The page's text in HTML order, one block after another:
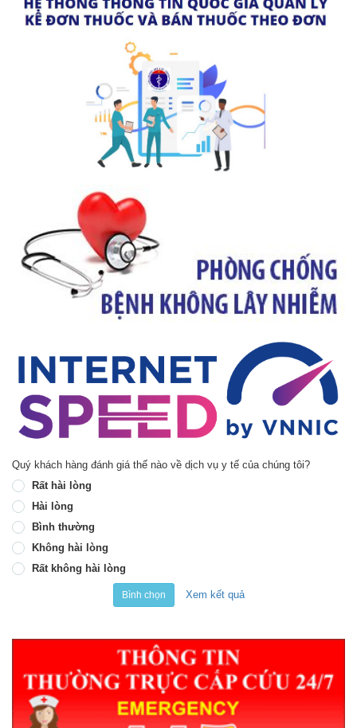
Quý khách hàng đánh giá thế nào về dịch vụ y tế của chúng tôi?
Rất hài lòng
Hài lòng
Bình thường
Không hài lòng
Rất không hài lòng
Bình chọn Xem kết quả